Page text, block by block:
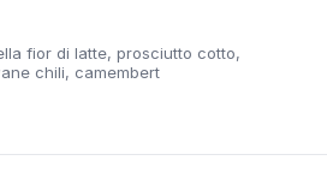
fior di latte, prosciutto cotto,
chili, camembert